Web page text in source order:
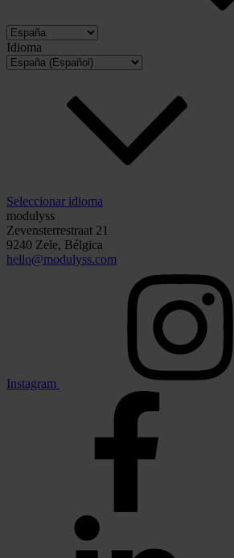
Idioma
Seleccionar idioma
modulyss
Zevensterrestraat 21
9240 Zele, Bélgica
hello@modulyss.com
Instagram